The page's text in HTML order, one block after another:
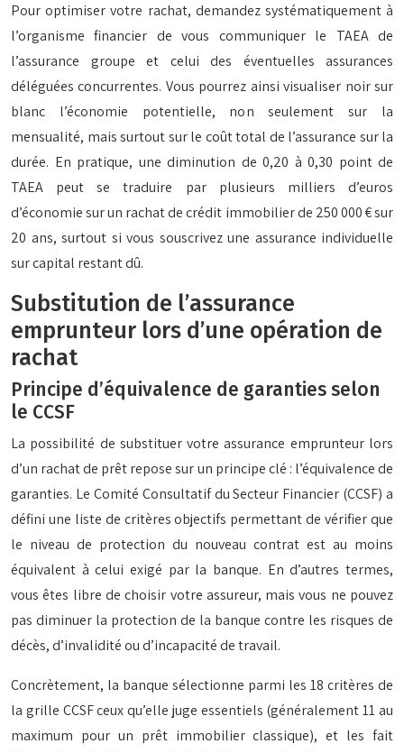
Pour optimiser votre rachat, demandez systématiquement à
l’organisme financier de vous communiquer le TAEA de
l’assurance groupe et celui des éventuelles assurances
déléguées concurrentes. Vous pourrez ainsi visualiser noir sur
blanc l’économie potentielle, non seulement sur la
mensualité, mais surtout sur le coût total de l’assurance sur la
durée. En pratique, une diminution de 0,20 à 0,30 point de
TAEA peut se traduire par plusieurs milliers d’euros
d’économie sur un rachat de crédit immobilier de 250 000 € sur
20 ans, surtout si vous souscrivez une assurance individuelle
sur capital restant dû.
Substitution de l’assurance
emprunteur lors d’une opération de
rachat
Principe d’équivalence de garanties selon
le CCSF
La possibilité de substituer votre assurance emprunteur lors
d’un rachat de prêt repose sur un principe clé : l’équivalence de
garanties. Le Comité Consultatif du Secteur Financier (CCSF) a
défini une liste de critères objectifs permettant de vérifier que
le niveau de protection du nouveau contrat est au moins
équivalent à celui exigé par la banque. En d’autres termes,
vous êtes libre de choisir votre assureur, mais vous ne pouvez
pas diminuer la protection de la banque contre les risques de
décès, d’invalidité ou d’incapacité de travail.
Concrètement, la banque sélectionne parmi les 18 critères de
la grille CCSF ceux qu’elle juge essentiels (généralement 11 au
maximum pour un prêt immobilier classique), et les fait